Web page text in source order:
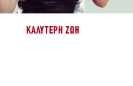
ΚΑΛΎΤΕΡΗ ΖΩΉ